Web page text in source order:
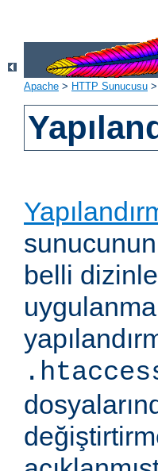
Apache > HTTP Sunucusu >
belli